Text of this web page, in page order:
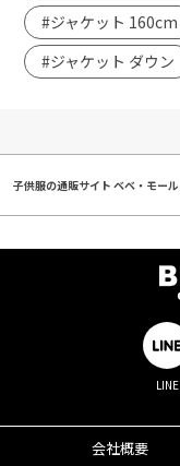
#ジャケット 160cm
#ジャケット ダウン
子供服の通販サイト ベベ・モール
LINE
会社概要